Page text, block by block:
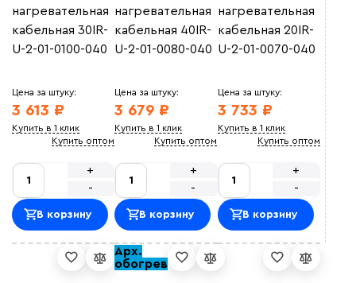
нагревательная
кабельная 30IR-
U-2-01-0100-040
Цена за штуку:
3 613 ₽
Купить в 1 клик
Купить оптом
-
+
В корзину
нагревательная
кабельная 40IR-
U-2-01-0080-040
Цена за штуку:
3 679 ₽
Купить в 1 клик
Купить оптом
-
+
В корзину
нагревательная
кабельная 20IR-
U-2-01-0070-040
Цена за штуку:
3 733 ₽
Купить в 1 клик
Купить оптом
-
+
В корзину
Арх.
обогрев